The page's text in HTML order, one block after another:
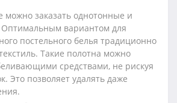
можно заказать однотонные и
Оптимальным вариантом для
постельного белья традиционно
Такие полотна можно
средствами, не рискуя
Это позволяет удалять даже